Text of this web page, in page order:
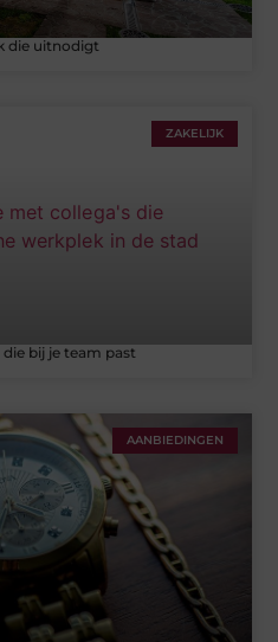
die uitnodigt
ZAKELIJK
bij je team past
AANBIEDINGEN